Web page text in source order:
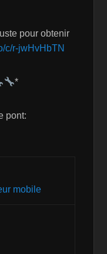
pour obtenir
c/r-jwHvHbTN
*
pont:
mobile